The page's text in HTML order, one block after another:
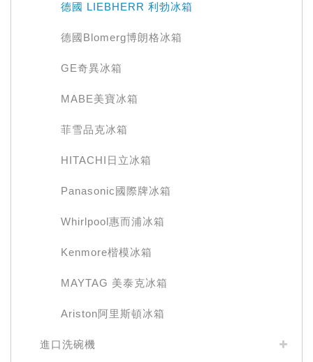
德國 LIEBHERR 利勃冰箱
德國Blomerg博朗格冰箱
GE奇異冰箱
MABE美寶冰箱
菲雪品克冰箱
HITACHI日立冰箱
Panasonic國際牌冰箱
Whirlpool惠而浦冰箱
Kenmore楷模冰箱
MAYTAG 美泰克冰箱
Ariston阿里斯頓冰箱
進口洗碗機